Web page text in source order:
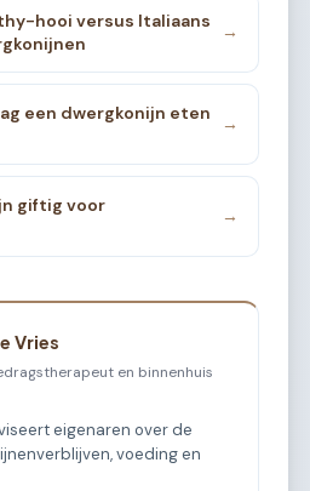
hooi versus Italiaans
→
een dwergkonijn eten
→
giftig voor
→
Vries
en binnenhuis
eigenaren over de
voeding en